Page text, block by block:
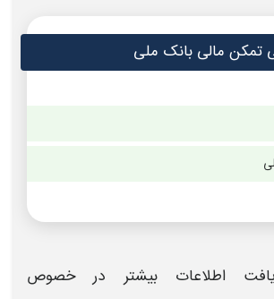
تمکن مالی بانک ملی
اطلاعات بیشتر در خصوص